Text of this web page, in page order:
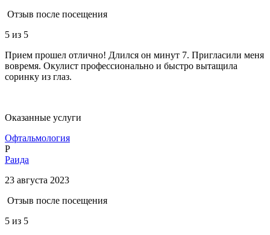
Отзыв после посещения
5 из 5
Прием прошел отлично! Длился он минут 7. Пригласили меня
вовремя. Окулист профессионально и быстро вытащила
соринку из глаз.
Оказанные услуги
Офтальмология
Р
Раида
23 августа 2023
Отзыв после посещения
5 из 5